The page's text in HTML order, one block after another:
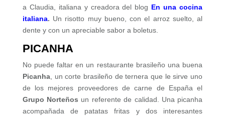
a Claudia, italiana y creadora del blog En una cocina
italiana. Un risotto muy bueno, con el arroz suelto, al
dente y con un apreciable sabor a boletus.
PICANHA
No puede faltar en un restaurante brasileño una buena
Picanha, un corte brasileño de ternera que le sirve uno
de los mejores proveedores de carne de España el
Grupo Norteños un referente de calidad. Una picanha
acompañada de patatas fritas y dos interesantes